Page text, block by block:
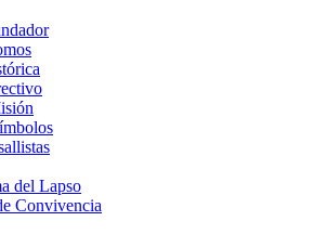
del Lapso
Convivencia